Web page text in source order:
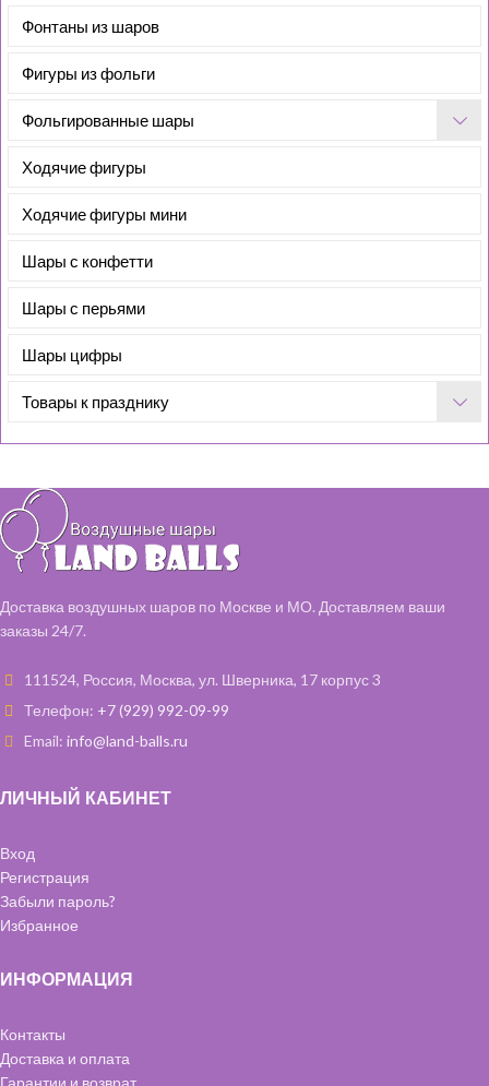
Фонтаны из шаров
Фигуры из фольги
Фольгированные шары
Ходячие фигуры
Ходячие фигуры мини
Шары с конфетти
Шары с перьями
Шары цифры
Товары к празднику
Доставка воздушных шаров по Москве и МО. Доставляем ваши
заказы 24/7.
111524, Россия, Москва, ул. Шверника, 17 корпус 3
Телефон: +7 (929) 992-09-99
Email: info@land-balls.ru
ЛИЧНЫЙ КАБИНЕТ
Вход
Регистрация
Забыли пароль?
Избранное
ИНФОРМАЦИЯ
Контакты
Доставка и оплата